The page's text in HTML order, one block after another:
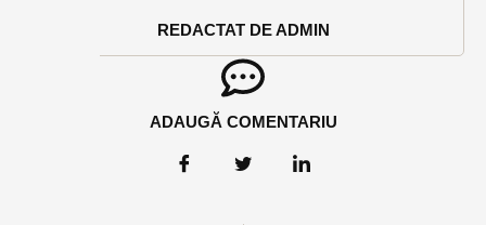
REDACTAT DE ADMIN
ADAUGĂ COMENTARIU